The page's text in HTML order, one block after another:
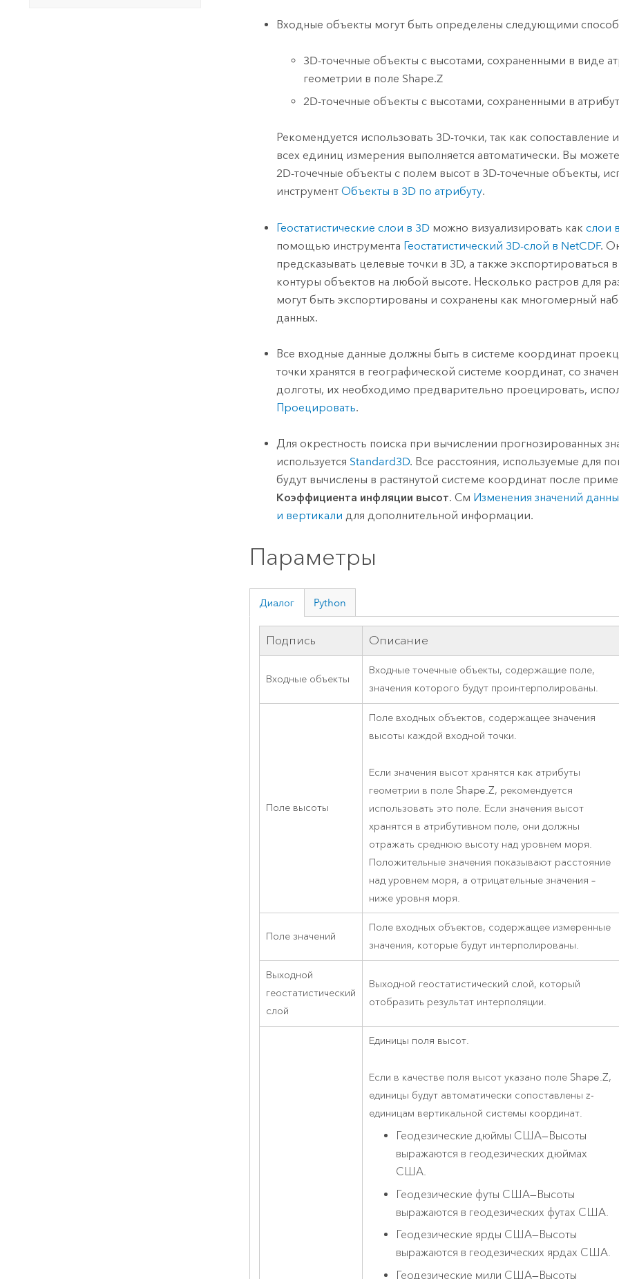
Входные объекты могут быть определены следующими
3D-точечные объекты с высотами, сохраненными в виде
геометрии в поле Shape.Z
2D-точечные объекты с высотами, сохраненными в
Рекомендуется использовать 3D-точки, так как сопоставление
всех единиц измерения выполняется автоматически. Вы
2D-точечные объекты с полем высот в 3D-точечные объекты,
инструмент Объекты в 3D по атрибуту.
Геостатистические слои в 3Dможно визуализировать как слои
помощью инструмента Геостатистический 3D-слой в NetCDF.
предсказывать целевые точки в 3D, а также экспортироваться
контуры объектов на любой высоте. Несколько растров для
могут быть экспортированы и сохранены как многомерный
данных.
Все входные данные должны быть в системе координат
точки хранятся в географической системе координат, со
долготы, их необходимо предварительно проецировать,
Проецировать.
Для окрестность поиска при вычислении прогнозированных
используется Standard3D. Все расстояния, используемые для
будут вычислены в растянутой системе координат после
Коэффициента инфляции высот. См Изменения значений
и вертикали для дополнительной информации.
Параметры
Диалог Python
Подпись Описание
Входные объекты
Входные точечные объекты, содержащие поле,
значения которого будут проинтерполированы.
Поле высоты
Поле входных объектов, содержащее значения
высоты каждой входной точки.
Если значения высот хранятся как атрибуты
геометрии в поле Shape.Z, рекомендуется
использовать это поле. Если значения высот
хранятся в атрибутивном поле, они должны
отражать среднюю высоту над уровнем моря.
Положительные значения показывают расстояние
над уровнем моря, а отрицательные значения –
ниже уровня моря.
Поле значений
Поле входных объектов, содержащее измеренные
значения, которые будут интерполированы.
Выходной
геостатистический
слой
Выходной геостатистический слой, который
отобразить результат интерполяции.
Единицы поля высот.
Если в качестве поля высот указано поле Shape.Z,
единицы будут автоматически сопоставлены z-
единицам вертикальной системы координат.
Геодезические дюймы США—Высоты
выражаются в геодезических дюймах
США.
Геодезические футы США—Высоты
выражаются в геодезических футах США.
Геодезические ярды США—Высоты
выражаются в геодезических ярдах США.
Геодезические мили США—Высоты